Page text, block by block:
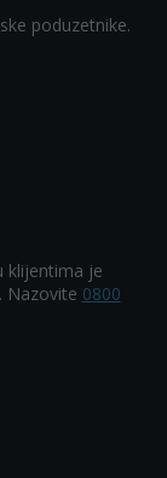
poduzetnike.
klijentima je
Nazovite 0800